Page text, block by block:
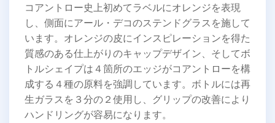
コアントロー史上初めてラベルにオレンジを表現
し、側面にアール・デコのステンドグラスを施して
います。オレンジの皮にインスピレーションを得た
質感のある仕上がりのキャップデザイン、そしてボ
トルシェイプは４箇所のエッジがコアントローを構
成する４種の原料を強調しています。ボトルには再
生ガラスを３分の２使用し、グリップの改善により
ハンドリングが容易になります。